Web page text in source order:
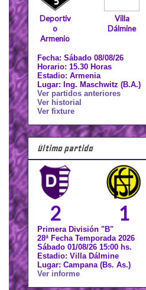
Deportiv
o
Armenio
Villa
Dálmine
Fecha: Sábado 08/08/26
Horario: 15.30 Horas
Estadio: Armenia
Lugar: Ing. Maschwitz (B.A.)
Ver partidos anteriores
Ver historial
Ver fixture
Último partido
2 1
Primera División "B"
28ª Fecha Temporada 2026
Sábado 01/08/26 15:00 hs.
Estadio: Villa Dálmine
Lugar: Campana (Bs. As.)
Ver informe